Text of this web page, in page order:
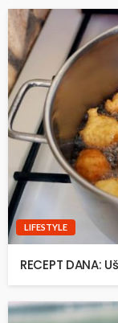
LIFESTYLE
RECEPT